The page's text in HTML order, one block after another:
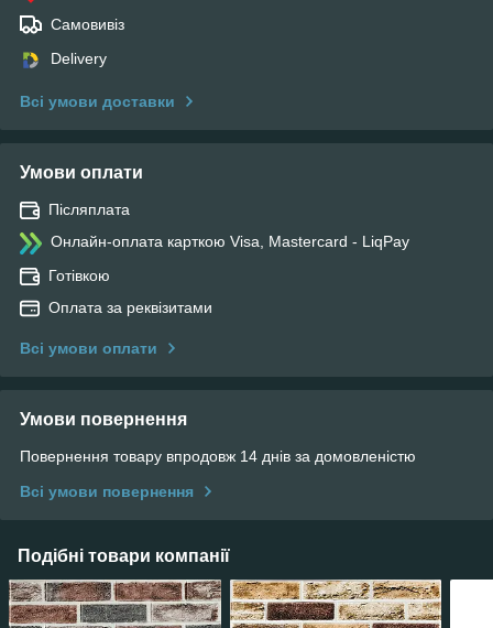
Самовивіз
Delivery
Всі умови доставки
Умови оплати
Післяплата
Онлайн-оплата карткою Visa, Mastercard - LiqPay
Готівкою
Оплата за реквізитами
Всі умови оплати
Умови повернення
Повернення товару впродовж 14 днів за домовленістю
Всі умови повернення
Подібні товари компанії